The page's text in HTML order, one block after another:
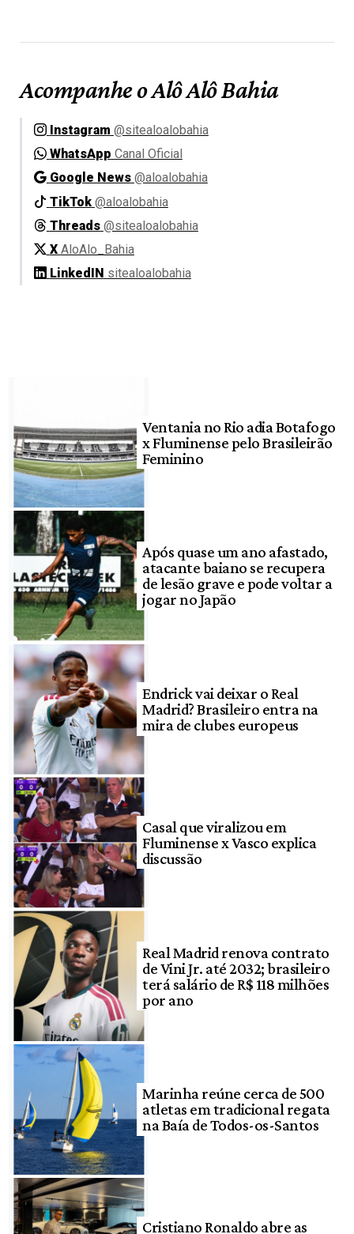
Acompanhe o Alô Alô Bahia
Instagram @sitealoalobahia
WhatsApp Canal Oficial
Google News @aloalobahia
TikTok @aloalobahia
Threads @sitealoalobahia
X AloAlo_Bahia
LinkedIN sitealoalobahia
Ventania no Rio adia Botafogo
x Fluminense pelo Brasileirão
Feminino
Após quase um ano afastado,
atacante baiano se recupera
de lesão grave e pode voltar a
jogar no Japão
Endrick vai deixar o Real
Madrid? Brasileiro entra na
mira de clubes europeus
Casal que viralizou em
Fluminense x Vasco explica
discussão
Real Madrid renova contrato
de Vini Jr. até 2032; brasileiro
terá salário de R$ 118 milhões
por ano
Marinha reúne cerca de 500
atletas em tradicional regata
na Baía de Todos-os-Santos
Cristiano Ronaldo abre as